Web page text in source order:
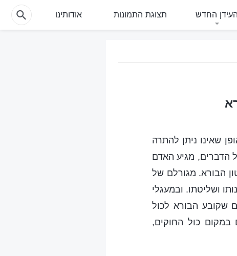
העידן החדש תצוגת התמונות אודותינו
שאינו ניתן להתרה
הדברים, מגיע האדם
הבורא. מגורלם של
ושליטתו. ובמעגלי
שקובע הבורא לכול
במקום כול החוקים,